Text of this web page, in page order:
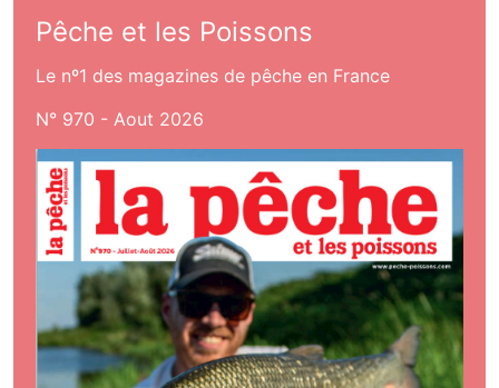
Pêche et les Poissons
Le nº1 des magazines de pêche en France
N° 970 - Aout 2026